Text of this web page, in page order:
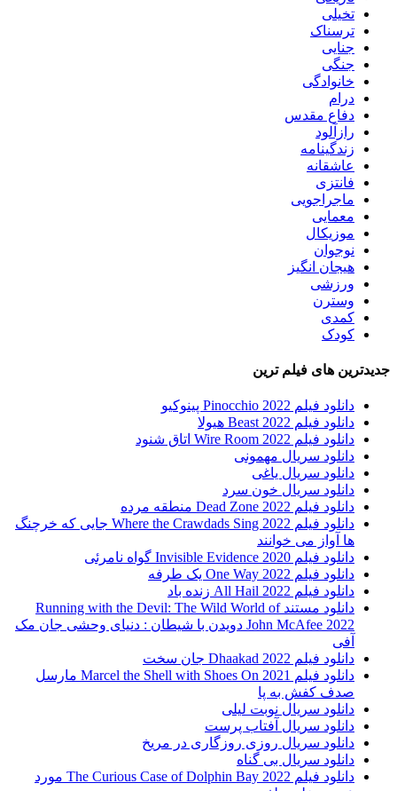
تخیلی
ترسناک
جنایی
جنگی
خانوادگی
درام
دفاع مقدس
رازآلود
زندگینامه
عاشقانه
فانتزی
ماجراجویی
معمایی
موزیکال
نوجوان
هیجان انگیز
ورزشی
وسترن
کمدی
کودک
جدیدترین های فیلم ترین
دانلود فیلم Pinocchio 2022 پینوکیو
دانلود فیلم Beast 2022 هیولا
دانلود فیلم Wire Room 2022 اتاق شنود
دانلود سریال مهمونی
دانلود سریال یاغی
دانلود سریال خون سرد
دانلود فیلم 2022 Dead Zone منطقه مرده
دانلود فیلم Where the Crawdads Sing 2022 جایی که خرچنگ
ها آواز می خوانند
دانلود فیلم 2020 Invisible Evidence گواه نامرئی
دانلود فیلم One Way 2022 یک طرفه
دانلود فیلم All Hail 2022 زنده باد
دانلود مستند Running with the Devil: The Wild World of
John McAfee 2022 دویدن با شیطان : دنیای وحشی جان مک
آفی
دانلود فیلم Dhaakad 2022 جان سخت
دانلود فیلم Marcel the Shell with Shoes On 2021 مارسل
صدف کفش به پا
دانلود سریال نوبت لیلی
دانلود سریال آفتاب پرست
دانلود سریال روزی روزگاری در مریخ
دانلود سریال بی گناه
دانلود فیلم The Curious Case of Dolphin Bay 2022 مورد